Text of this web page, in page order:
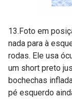
13.Foto em
nada para à
rodas. Ele usa
um short preto
bochechas
pé esquerdo